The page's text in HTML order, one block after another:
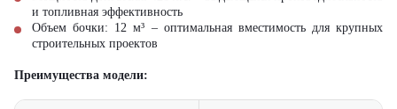
и топливная эффективность
Объем бочки: 12 м³ – оптимальная вместимость для крупных
строительных проектов
Преимущества модели: